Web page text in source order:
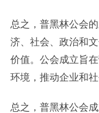
总之，普黑林公会
济、社会、政治和
价值。公会成立旨
环境，推动企业和
总之，普黑林公会